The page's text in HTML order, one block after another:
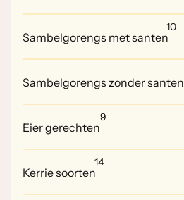
Sambelgorengs met santen
10
Sambelgorengs zonder santen
Eier gerechten
9
Kerrie soorten
14